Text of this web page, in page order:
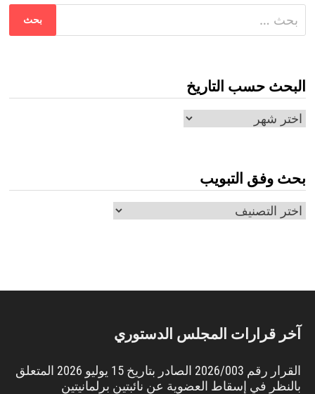
عن:
البحث حسب التاريخ
البحث
بحث وفق التبويب
بحث
آخر قرارات المجلس الدستوري
القرار رقم 2026/003 الصادر بتاريخ 15 يوليو 2026 المتعلق
بالنظر في إسقاط العضوية عن نائبتين برلمانيتين